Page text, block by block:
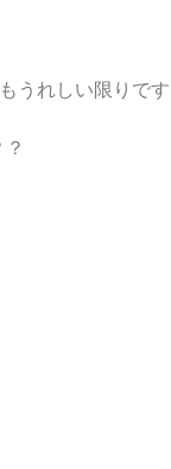
うれしい限りです